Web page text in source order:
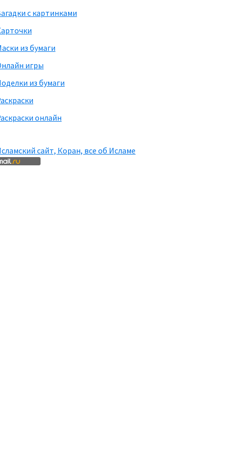
с картинками
из бумаги
игры
из бумаги
онлайн
сайт, Коран, все об Исламе